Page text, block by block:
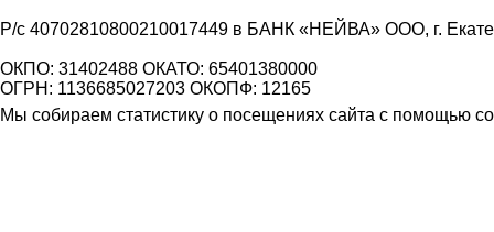
Р/с 40702810800210017449 в БАНК «НЕЙВА» ООО, г.
ОКПО: 31402488 ОКАТО: 65401380000
ОГРН: 1136685027203 ОКОПФ: 12165
Мы собираем статистику о посещениях сайта с помощью